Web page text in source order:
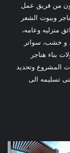
من فريق عمل
وبيوت الشعر
منزليه وعامه،
و خشب، سواتر
بناء هناجر
المشروع وتحديد
تسليمه الى